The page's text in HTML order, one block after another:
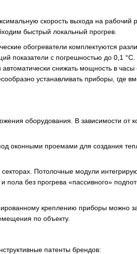
скорость выхода на рабочий
быстрый локальный прогрев.
обогреватели комплектуются
показатели с погрешностью до 0,1
автоматически снижать мощность в часы
устанавливать приборы, где
оборудования. В зависимости от
оконными проемами для создания
Потолочные модули
пола без прогрева «пассивного»
креплению приборы можно
по объекту.
патенты брендов: